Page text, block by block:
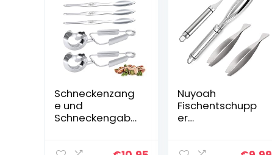
Schneckenzang
e und
Schneckengabel
Nuyoah
Fischentschupp
er